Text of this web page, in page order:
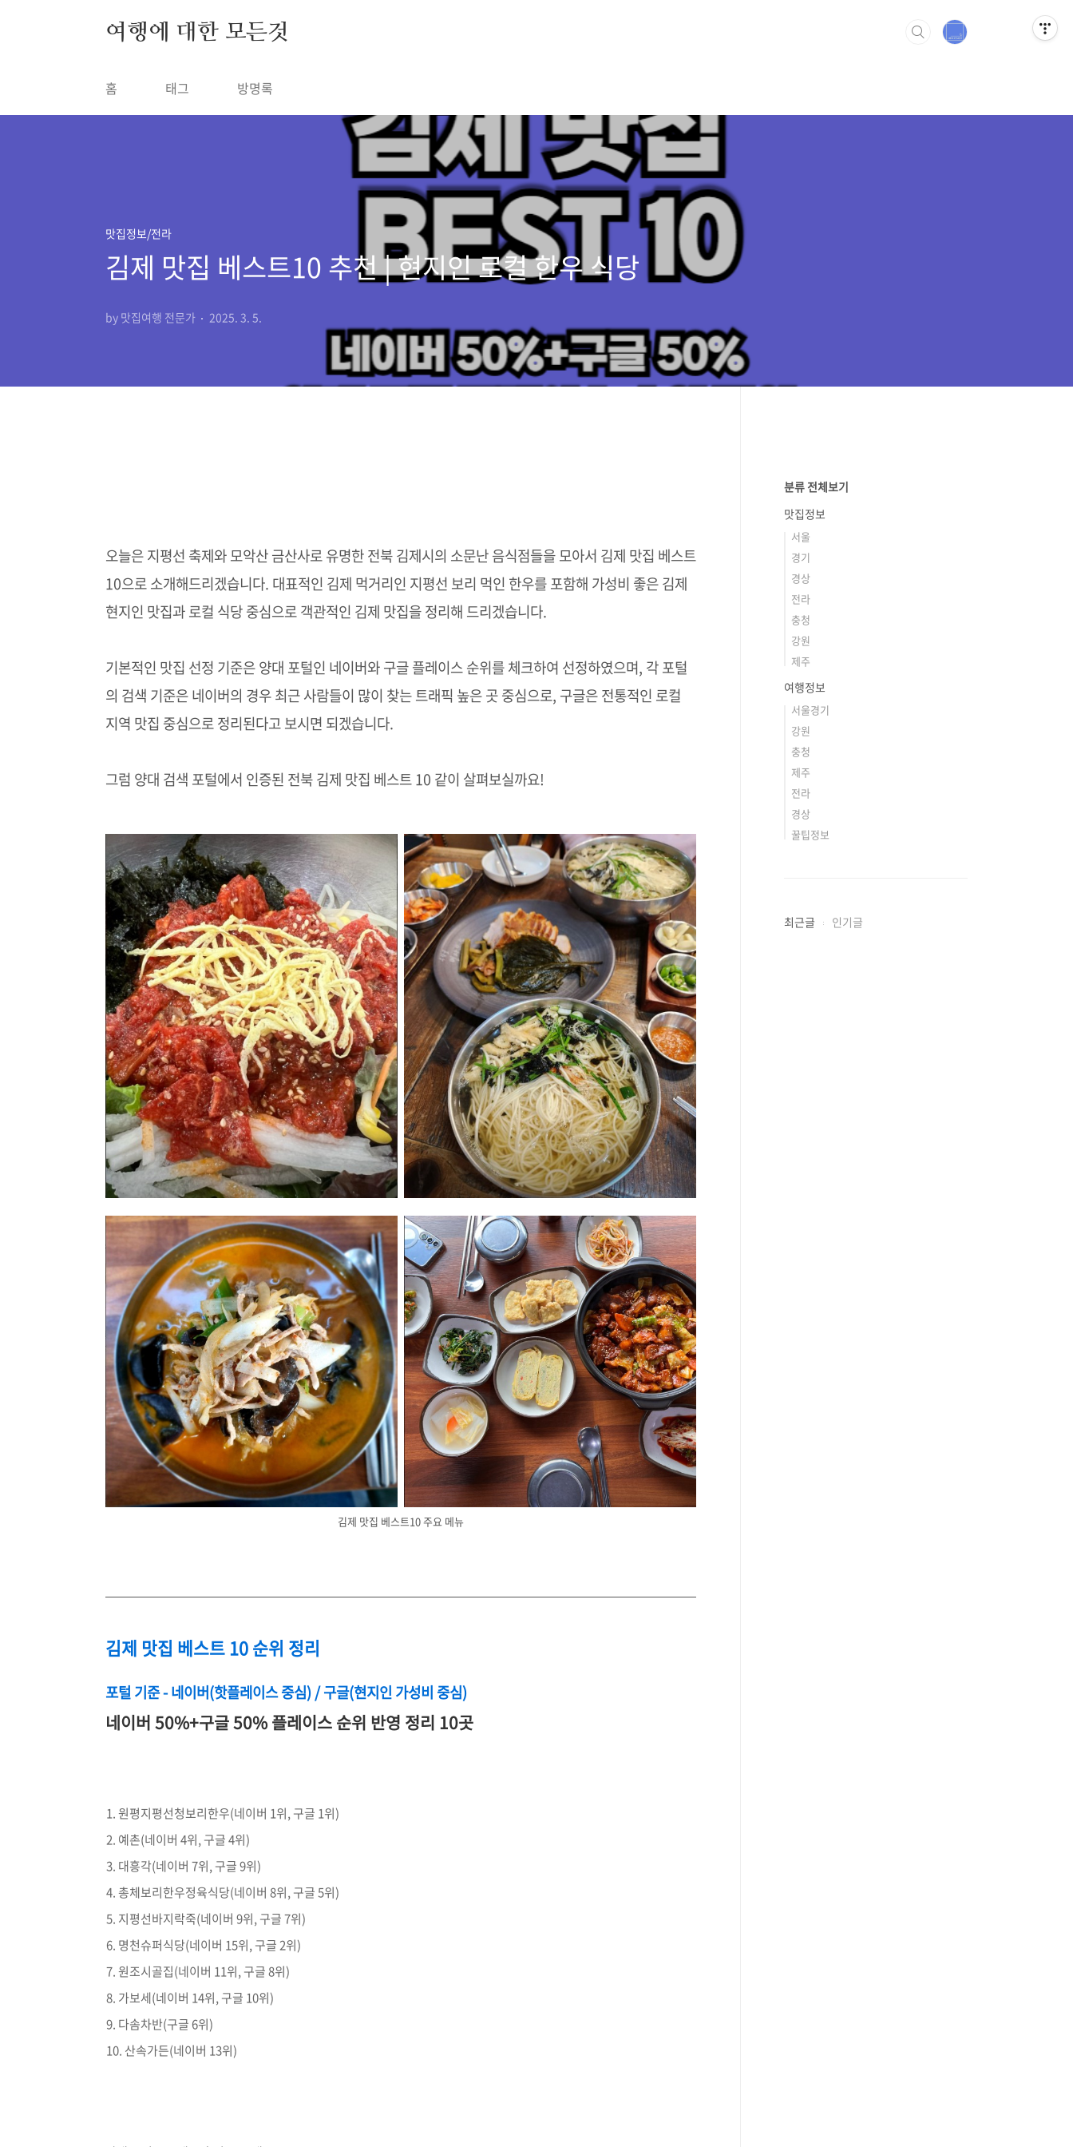
여행에 대한 모든것
홈 태그 방명록
맛집정보/전라
김제 맛집 베스트10 추천 | 현지인 로컬 한우 식당
by 맛집여행 전문가 2025. 3. 5.
오늘은 지평선 축제와 모악산 금산사로 유명한 전북 김제시의 소문난 음식점들을 모아서 김제 맛집 베스트
10으로 소개해드리겠습니다. 대표적인 김제 먹거리인 지평선 보리 먹인 한우를 포함해 가성비 좋은 김제
현지인 맛집과 로컬 식당 중심으로 객관적인 김제 맛집을 정리해 드리겠습니다.
기본적인 맛집 선정 기준은 양대 포털인 네이버와 구글 플레이스 순위를 체크하여 선정하였으며, 각 포털
의 검색 기준은 네이버의 경우 최근 사람들이 많이 찾는 트래픽 높은 곳 중심으로, 구글은 전통적인 로컬
지역 맛집 중심으로 정리된다고 보시면 되겠습니다.
그럼 양대 검색 포털에서 인증된 전북 김제 맛집 베스트 10 같이 살펴보실까요!
김제 맛집 베스트10 주요 메뉴
김제 맛집 베스트 10 순위 정리
포털 기준 - 네이버(핫플레이스 중심) / 구글(현지인 가성비 중심)
네이버 50%+구글 50% 플레이스 순위 반영 정리 10곳
원평지평선청보리한우(네이버 1위, 구글 1위)
예촌(네이버 4위, 구글 4위)
대흥각(네이버 7위, 구글 9위)
총체보리한우정육식당(네이버 8위, 구글 5위)
지평선바지락죽(네이버 9위, 구글 7위)
명천슈퍼식당(네이버 15위, 구글 2위)
원조시골집(네이버 11위, 구글 8위)
가보세(네이버 14위, 구글 10위)
다솜차반(구글 6위)
산속가든(네이버 13위)
분류 전체보기
맛집정보
서울
경기
경상
전라
충청
강원
제주
여행정보
서울경기
강원
충청
제주
전라
경상
꿀팁정보
최근글 인기글